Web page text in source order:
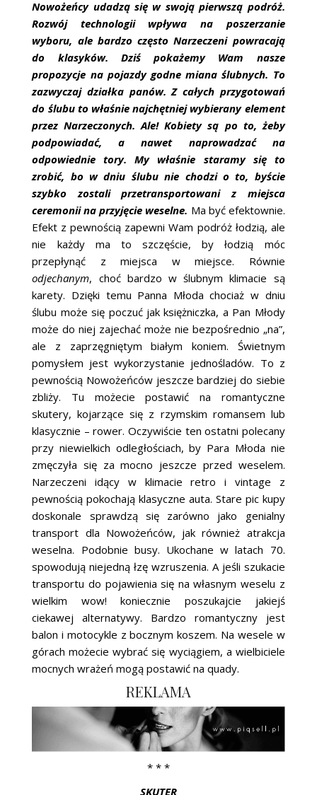
Nowożeńcy udadzą się w swoją pierwszą podróż.
Rozwój technologii wpływa na poszerzanie
wyboru, ale bardzo często Narzeczeni powracają
do klasyków. Dziś pokażemy Wam nasze
propozycje na pojazdy godne miana ślubnych. To
zazwyczaj działka panów. Z całych przygotowań
do ślubu to właśnie najchętniej wybierany element
przez Narzeczonych. Ale! Kobiety są po to, żeby
podpowiadać, a nawet naprowadzać na
odpowiednie tory. My właśnie staramy się to
zrobić, bo w dniu ślubu nie chodzi o to, byście
szybko zostali przetransportowani z miejsca
ceremonii na przyjęcie weselne. Ma być efektownie.
Efekt z pewnością zapewni Wam podróż łodzią, ale
nie każdy ma to szczęście, by łodzią móc
przepłynąć z miejsca w miejsce. Równie
odjechanym, choć bardzo w ślubnym klimacie są
karety. Dzięki temu Panna Młoda chociaż w dniu
ślubu może się poczuć jak księżniczka, a Pan Młody
może do niej zajechać może nie bezpośrednio „na”,
ale z zaprzęgniętym białym koniem. Świetnym
pomysłem jest wykorzystanie jednośladów. To z
pewnością Nowożeńców jeszcze bardziej do siebie
zbliży. Tu możecie postawić na romantyczne
skutery, kojarzące się z rzymskim romansem lub
klasycznie – rower. Oczywiście ten ostatni polecany
przy niewielkich odległościach, by Para Młoda nie
zmęczyła się za mocno jeszcze przed weselem.
Narzeczeni idący w klimacie retro i vintage z
pewnością pokochają klasyczne auta. Stare pic kupy
doskonale sprawdzą się zarówno jako genialny
transport dla Nowożeńców, jak również atrakcja
weselna. Podobnie busy. Ukochane w latach 70.
spowodują niejedną łzę wzruszenia. A jeśli szukacie
transportu do pojawienia się na własnym weselu z
wielkim wow! koniecznie poszukajcie jakiejś
ciekawej alternatywy. Bardzo romantyczny jest
balon i motocykle z bocznym koszem. Na wesele w
górach możecie wybrać się wyciągiem, a wielbiciele
mocnych wrażeń mogą postawić na quady.
REKLAMA
* * *
SKUTER